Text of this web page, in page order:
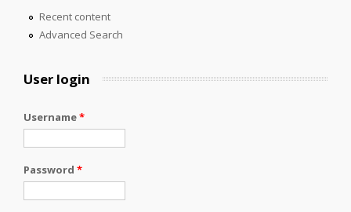
Recent content
Advanced Search
User login
Username*
Password *